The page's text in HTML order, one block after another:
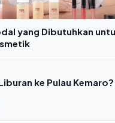
yang Dibutuhkan
ke Pulau